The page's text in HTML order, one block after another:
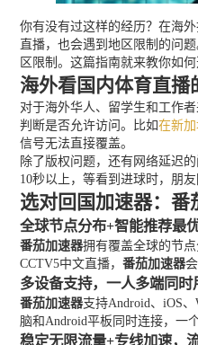
你有没有过这样的经历？在海
直播，也会遇到地区限制的问
区限制。这篇指南就来教你如
海外看国内体育直
对于海外华人、留学生和工作
判断是否允许访问。比如在新
信号无法直接覆盖。
除了版权问题，还有网络延迟
10秒以上，等看到进球时，朋
选对回国加速器：
全球节点分布+智能推荐最
番茄加速器拥有覆盖全球的节
CCTV5中文直播， 番茄加速器
多设备支持，一人多端同时
番茄加速器支持Android、iOS
脑和Android平板同时连接，一
稳定无限流量+专线加速，